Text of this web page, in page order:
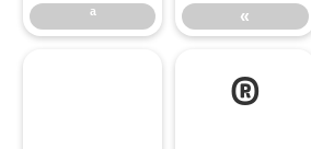
ª «
®